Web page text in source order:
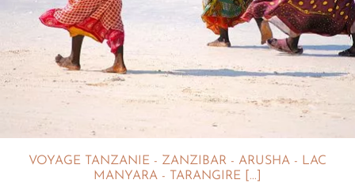
VOYAGE TANZANIE - ZANZIBAR - ARUSHA - LAC
MANYARA - TARANGIRE [...]